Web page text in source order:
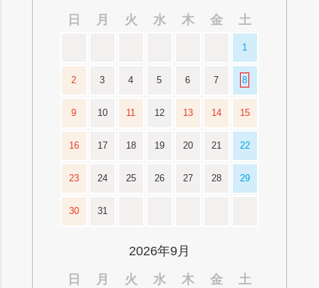
日
月 火 水 木 金 土
1
2 3 4 5 6 7 8
9 10 11 12 13 14 15
16 17 18 19 20 21 22
23 24 25 26 27 28 29
30 31
2026年9月
日
月 火 水 木 金 土